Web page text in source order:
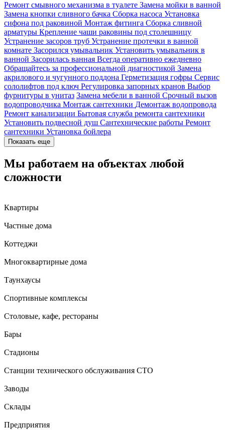
Ремонт смывного механизма в туалете Замена мойки в ванной
Замена кнопки сливного бачка Сборка насоса Установка
сифона под раковиной Монтаж фитинга Сборка сливной
арматуры Крепление чаши раковины под столешницу
Устранение засоров труб Устранение протечки в ванной
комнате Засорился умывальник Установить умывальник в
ванной Засорилась ванная Всегда оперативно ежедневно
Обращайтесь за профессиональной диагностикой Замена
акрилового и чугунного поддона Герметизация гофры Сервис
сололифтов под ключ Регулировка запорных кранов Выбор
фурнитуры в унитаз Замена мебели в ванной Срочный вызов
водопроводчика Монтаж сантехники Демонтаж водопровода
Ремонт канализации Бытовая служба ремонта сантехники
Установить подвесной душ Сантехнические работы Ремонт
сантехники Установка бойлера
Показать еще
Мы работаем на объектах любой
сложности
Квартиры
Частные дома
Коттеджи
Многоквартирные дома
Таунхаусы
Спортивные комплексы
Столовые, кафе, рестораны
Бары
Стадионы
Станции технического обслуживания СТО
Заводы
Склады
Предприятия